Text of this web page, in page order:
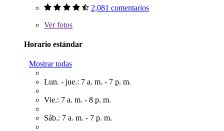
2,081 comentarios
Verfotos
Horario estándar
Mostrar todas
Lun. - jue.: 7 a. m. - 7 p. m.
Vie.: 7 a. m. - 8 p. m.
Sáb.: 7 a. m. - 7 p. m.